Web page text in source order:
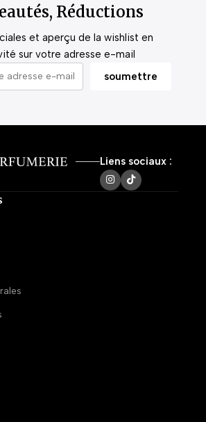
Réductions
et aperçu de la wishlist en
sur votre adresse e-mail
Liens sociaux :